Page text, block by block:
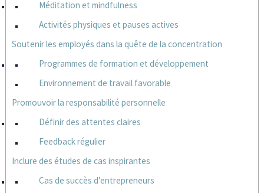
Méditation et mindfulness
Activités physiques et pauses actives
Soutenir les employés dans la quête de la concentration
Programmes de formation et développement
Environnement de travail favorable
Promouvoir la responsabilité personnelle
Définir des attentes claires
Feedback régulier
Inclure des études de cas inspirantes
Cas de succès d’entrepreneurs